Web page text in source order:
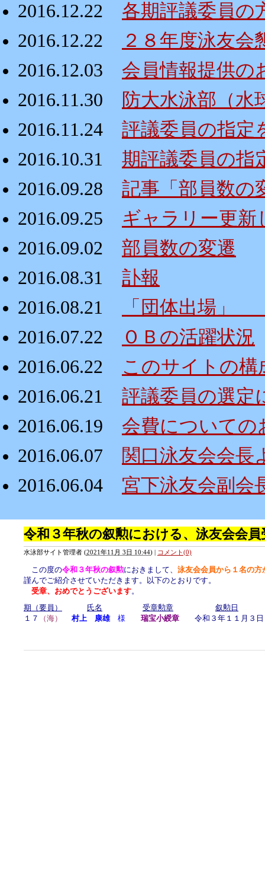
2016.12.22
各期評議委員の
2016.12.22
２８年度泳友会
2016.12.03
会員情報提供の
2016.11.30
防大水泳部（水
2016.11.24
評議委員の指定
2016.10.31
期評議委員の指
2016.09.28
記事「部員数の
2016.09.25
ギャラリー更新
2016.09.02
部員数の変遷
2016.08.31
訃報
2016.08.21
「団体出場
2016.07.22
ＯＢの活躍状況
2016.06.22
このサイトの構
2016.06.21
評議委員の選定
2016.06.19
会費についての
2016.06.07
関口泳友会会長
2016.06.04
宮下泳友会副会
令和３年秋の叙勲における、泳友会会
水泳部サイト管理者 (2021年11月 3日 10:44) コメント(0)
この度の令和３年秋の叙勲におきまして、 泳友会会員から１名の方
謹んでご紹介させていただきます。以下のとおりです。
受章、おめでとうございます。
期（要員）
氏名 受章勲章
叙勲日
１７
（海） 村上 康雄 様 瑞宝小綬章 令和３年１１月３日